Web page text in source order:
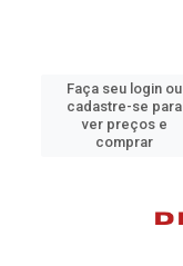
Faça seu login ou
cadastre-se para
ver preços e
comprar